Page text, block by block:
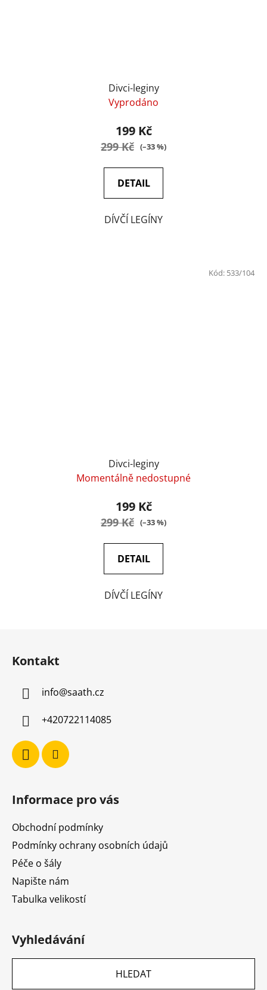
Divci-leginy
Vyprodáno
199 Kč
299 Kč (–33 %)
DETAIL
DÍVČÍ LEGÍNY
Divci-leginy
Momentálně nedostupné
199 Kč
299 Kč (–33 %)
DETAIL
DÍVČÍ LEGÍNY
Kód: 533/104
Kontakt
info@saath.cz
+420722114085
Informace pro vás
Obchodní podmínky
Podmínky ochrany osobních údajů
Péče o šály
Napište nám
Tabulka velikostí
Vyhledávání
HLEDAT